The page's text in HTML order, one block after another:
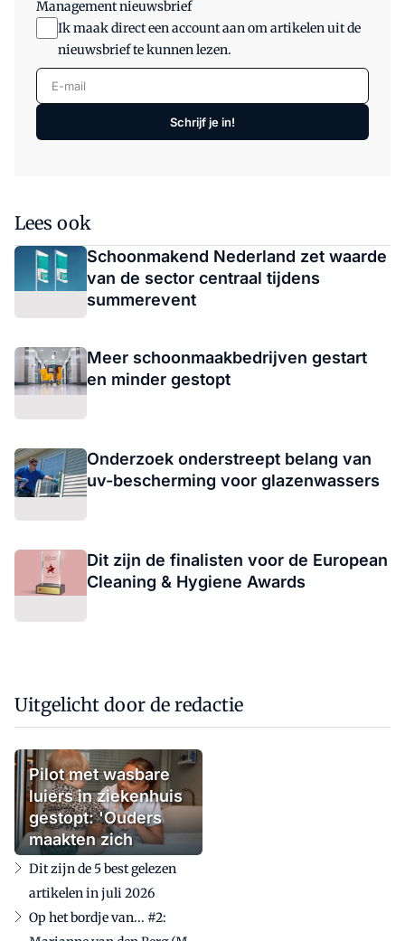
Management nieuwsbrief
Ik maak direct een account aan om artikelen uit de
nieuwsbrief te kunnen lezen.
E-mail
Schrijf je in!
Lees ook
Schoonmakend Nederland zet waarde
van de sector centraal tijdens
summerevent
Meer schoonmaakbedrijven gestart
en minder gestopt
Onderzoek onderstreept belang van
uv-bescherming voor glazenwassers
Dit zijn de finalisten voor de European
Cleaning & Hygiene Awards
Uitgelicht door de redactie
Pilot met wasbare
luiers in ziekenhuis
gestopt: 'Ouders
maakten zich
zorgen'
Dit zijn de 5 best gelezen
artikelen in juli 2026
Op het bordje van... #2: